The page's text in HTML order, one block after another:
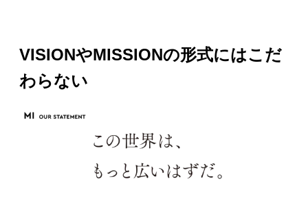
VISIONやMISSIONの形式にはこだ
わらない